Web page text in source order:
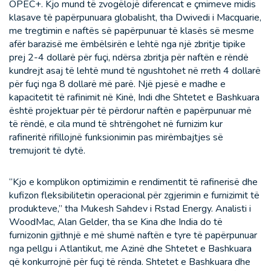
OPEC+. Kjo mund të zvogëlojë diferencat e çmimeve midis
klasave të papërpunuara globalisht, tha Dwivedi i Macquarie,
me tregtimin e naftës së papërpunuar të klasës së mesme
afër barazisë me ëmbëlsirën e lehtë nga një zbritje tipike
prej 2-4 dollarë për fuçi, ndërsa zbritja për naftën e rëndë
kundrejt asaj të lehtë mund të ngushtohet në rreth 4 dollarë
për fuçi nga 8 dollarë më parë. Një pjesë e madhe e
kapacitetit të rafinimit në Kinë, Indi dhe Shtetet e Bashkuara
është projektuar për të përdorur naftën e papërpunuar më
të rëndë, e cila mund të shtrëngohet në furnizim kur
rafineritë rifillojnë funksionimin pas mirëmbajtjes së
tremujorit të dytë.
“Kjo e komplikon optimizimin e rendimentit të rafinerisë dhe
kufizon fleksibilitetin operacional për zgjerimin e furnizimit të
produkteve,” tha Mukesh Sahdev i Rstad Energy. Analisti i
WoodMac, Alan Gelder, tha se Kina dhe India do të
furnizonin gjithnjë e më shumë naftën e tyre të papërpunuar
nga pellgu i Atlantikut, me Azinë dhe Shtetet e Bashkuara
që konkurrojnë për fuçi të rënda. Shtetet e Bashkuara dhe